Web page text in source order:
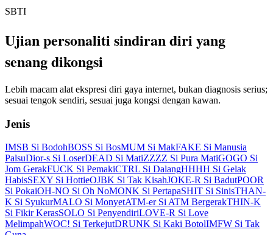
SBTI
Ujian personaliti sindiran diri yang
senang dikongsi
Lebih macam alat ekspresi diri gaya internet, bukan diagnosis serius;
sesuai tengok sendiri, sesuai juga kongsi dengan kawan.
Jenis
IMSB Si BodohBOSS Si BosMUM Si MakFAKE Si Manusia
PalsuDior-s Si LoserDEAD Si MatiZZZZ Si Pura MatiGOGO Si
Jom GerakFUCK Si PemakiCTRL Si DalangHHHH Si Gelak
HabisSEXY Si HottieOJBK Si Tak KisahJOKE-R Si BadutPOOR
Si PokaiOH-NO Si Oh NoMONK Si PertapaSHIT Si SinisTHAN-
K Si SyukurMALO Si MonyetATM-er Si ATM BergerakTHIN-K
Si Fikir KerasSOLO Si PenyendiriLOVE-R Si Love
MelimpahWOC! Si TerkejutDRUNK Si Kaki BotolIMFW Si Tak